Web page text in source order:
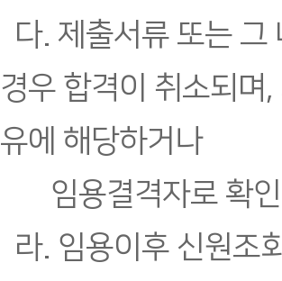
다. 제출서류 또는 그
경우 합격이 취소되며
유에 해당하거나
임용결격자로 확인
라. 임용이후 신원조